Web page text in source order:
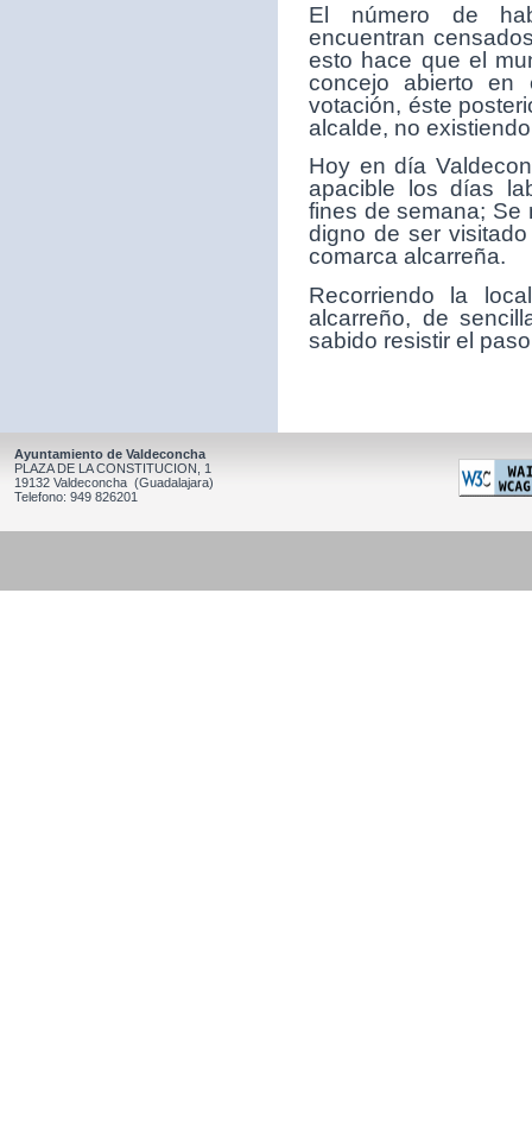
El número de
encuentran
esto hace que el
concejo abierto
votación, éste
alcalde, no
Hoy en día
apacible los días
fines de semana; Se
digno de ser
comarca alcarreña.
Recorriendo la
alcarreño, de
sabido resistir el
Ayuntamiento de Valdeconcha
PLAZA DE LA CONSTITUCION, 1
19132 Valdeconcha (Guadalajara)
Telefono: 949 826201